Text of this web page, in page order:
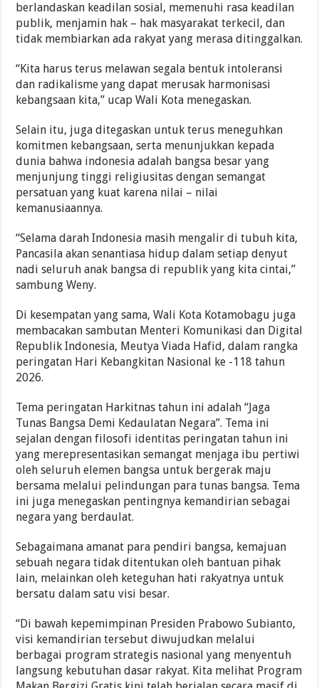
berlandaskan keadilan sosial, memenuhi rasa keadilan
publik, menjamin hak – hak masyarakat terkecil, dan
tidak membiarkan ada rakyat yang merasa ditinggalkan.
“Kita harus terus melawan segala bentuk intoleransi
dan radikalisme yang dapat merusak harmonisasi
kebangsaan kita,” ucap Wali Kota menegaskan.
Selain itu, juga ditegaskan untuk terus meneguhkan
komitmen kebangsaan, serta menunjukkan kepada
dunia bahwa indonesia adalah bangsa besar yang
menjunjung tinggi religiusitas dengan semangat
persatuan yang kuat karena nilai – nilai
kemanusiaannya.
“Selama darah Indonesia masih mengalir di tubuh kita,
Pancasila akan senantiasa hidup dalam setiap denyut
nadi seluruh anak bangsa di republik yang kita cintai,”
sambung Weny.
Di kesempatan yang sama, Wali Kota Kotamobagu juga
membacakan sambutan Menteri Komunikasi dan Digital
Republik Indonesia, Meutya Viada Hafid, dalam rangka
peringatan Hari Kebangkitan Nasional ke -118 tahun
2026.
Tema peringatan Harkitnas tahun ini adalah “Jaga
Tunas Bangsa Demi Kedaulatan Negara”. Tema ini
sejalan dengan filosofi identitas peringatan tahun ini
yang merepresentasikan semangat menjaga ibu pertiwi
oleh seluruh elemen bangsa untuk bergerak maju
bersama melalui pelindungan para tunas bangsa. Tema
ini juga menegaskan pentingnya kemandirian sebagai
negara yang berdaulat.
Sebagaimana amanat para pendiri bangsa, kemajuan
sebuah negara tidak ditentukan oleh bantuan pihak
lain, melainkan oleh keteguhan hati rakyatnya untuk
bersatu dalam satu visi besar.
“Di bawah kepemimpinan Presiden Prabowo Subianto,
visi kemandirian tersebut diwujudkan melalui
berbagai program strategis nasional yang menyentuh
langsung kebutuhan dasar rakyat. Kita melihat Program